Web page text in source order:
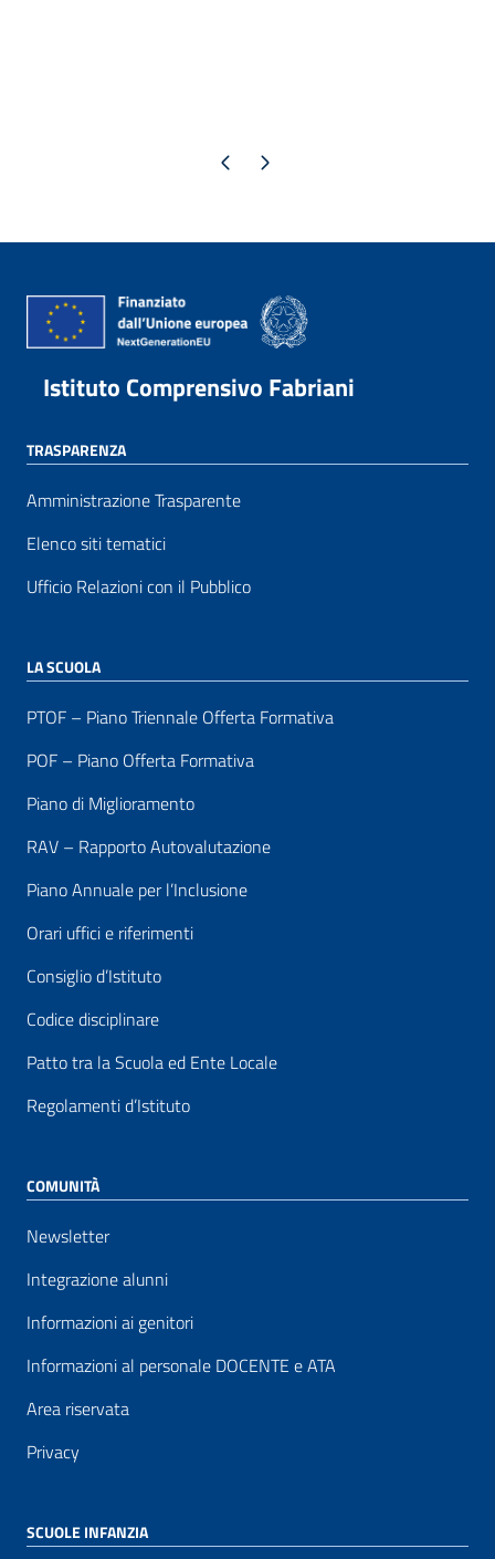
Pagina precedente
Pagina successiva
Istituto Comprensivo Fabriani
TRASPARENZA
Amministrazione Trasparente
Elenco siti tematici
Ufficio Relazioni con il Pubblico
LA SCUOLA
PTOF – Piano Triennale Offerta Formativa
POF – Piano Offerta Formativa
Piano di Miglioramento
RAV – Rapporto Autovalutazione
Piano Annuale per l’Inclusione
Orari uffici e riferimenti
Consiglio d’Istituto
Codice disciplinare
Patto tra la Scuola ed Ente Locale
Regolamenti d’Istituto
COMUNITÀ
Newsletter
Integrazione alunni
Informazioni ai genitori
Informazioni al personale DOCENTE e ATA
Area riservata
Privacy
SCUOLE INFANZIA